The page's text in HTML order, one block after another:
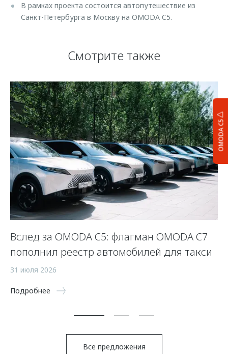
OMODA C5
В рамках проекта состоится автопутешествие из
Санкт-Петербурга в Москву на OMODA C5.
Смотрите также
Вслед за OMODA C5: флагман OMODA C7
пополнил реестр автомобилей для такси
31 июля 2026
Подробнее
Все предложения